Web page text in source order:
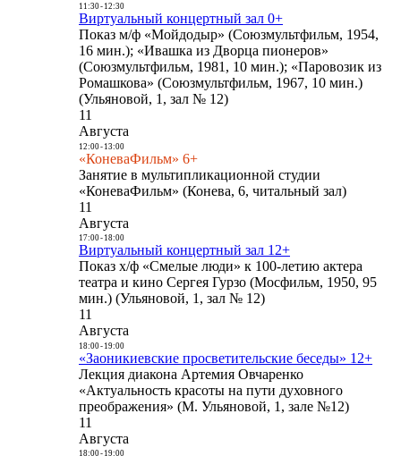
11:30- 12:30
Виртуальный концертный зал 0+
Показ м/ф «Мойдодыр» (Союзмультфильм, 1954,
16 мин.); «Ивашка из Дворца пионеров»
(Союзмультфильм, 1981, 10 мин.); «Паровозик из
Ромашкова» (Союзмультфильм, 1967, 10 мин.)
(Ульяновой, 1, зал № 12)
11
Августа
12:00- 13:00
«КоневаФильм» 6+
Занятие в мультипликационной студии
«КоневаФильм» (Конева, 6, читальный зал)
11
Августа
17:00- 18:00
Виртуальный концертный зал 12+
Показ х/ф «Смелые люди» к 100-летию актера
театра и кино Сергея Гурзо (Мосфильм, 1950, 95
мин.) (Ульяновой, 1, зал № 12)
11
Августа
18:00- 19:00
«Заоникиевские просветительские беседы» 12+
Лекция диакона Артемия Овчаренко
«Актуальность красоты на пути духовного
преображения» (М. Ульяновой, 1, зале №12)
11
Августа
18:00- 19:00